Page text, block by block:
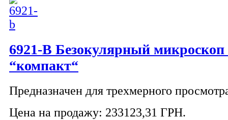
6921-B Безокулярный
“компакт“
Предназначен для трехмерного
Цена на продажу: 233123,31 ГРН.